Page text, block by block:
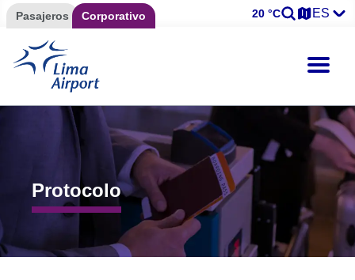
Pasajeros Corporativo 20 °C ES
Protocolo